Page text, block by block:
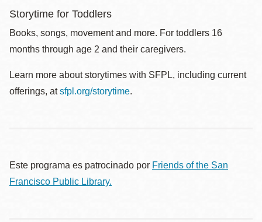
Storytime for Toddlers
Books, songs, movement and more. For toddlers 16
months through age 2 and their caregivers.
Learn more about storytimes with SFPL, including current
offerings, atsfpl.org/storytime.
Este programa es patrocinado por Friends of the San
Francisco Public Library.